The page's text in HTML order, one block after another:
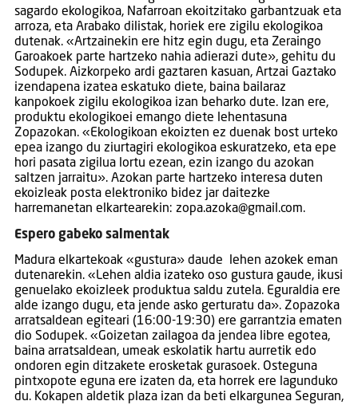
sagardo ekologikoa, Nafarroan ekoitzitako garbantzuak eta
arroza, eta Arabako dilistak, horiek ere zigilu ekologikoa
dutenak. «Artzainekin ere hitz egin dugu, eta Zeraingo
Garoakoek parte hartzeko nahia adierazi dute», gehitu du
Sodupek. Aizkorpeko ardi gaztaren kasuan, Artzai Gaztako
izendapena izatea eskatuko diete, baina bailaraz
kanpokoek zigilu ekologikoa izan beharko dute. Izan ere,
produktu ekologikoei emango diete lehentasuna
Zopazokan. «Ekologikoan ekoizten ez duenak bost urteko
epea izango du ziurtagiri ekologikoa eskuratzeko, eta epe
hori pasata zigilua lortu ezean, ezin izango du azokan
saltzen jarraitu». Azokan parte hartzeko interesa duten
ekoizleak posta elektroniko bidez jar daitezke
harremanetan elkartearekin: zopa.azoka@gmail.com.
Espero gabeko salmentak
Madura elkartekoak «gustura» daude lehen azokek eman
dutenarekin. «Lehen aldia izateko oso gustura gaude, ikusi
genuelako ekoizleek produktua saldu zutela. Eguraldia ere
alde izango dugu, eta jende asko gerturatu da». Zopazoka
arratsaldean egiteari (16:00-19:30) ere garrantzia ematen
dio Sodupek. «Goizetan zailagoa da jendea libre egotea,
baina arratsaldean, umeak eskolatik hartu aurretik edo
ondoren egin ditzakete erosketak gurasoek. Osteguna
pintxopote eguna ere izaten da, eta horrek ere lagunduko
du. Kokapen aldetik plaza izan da beti elkargunea Seguran,